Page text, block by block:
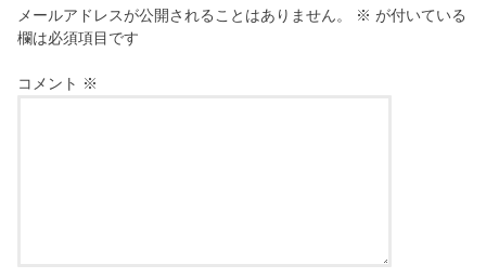
メールアドレスが公開されることはありません。 ※ が付いている
欄は必須項目です
コメント ※